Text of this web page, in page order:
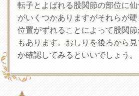
転子とよばれる股関節の部位に
がいくつかありますがそれらが
位置がずれることによって股関
もあります。おしりを後ろから
か確認してみるといいでしょう。